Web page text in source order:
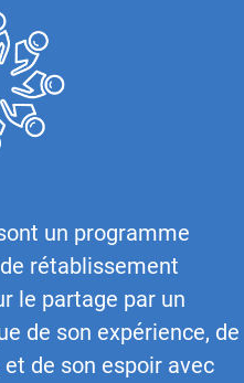
un programme
rétablissement
le partage par un
de son expérience, de
de son espoir avec